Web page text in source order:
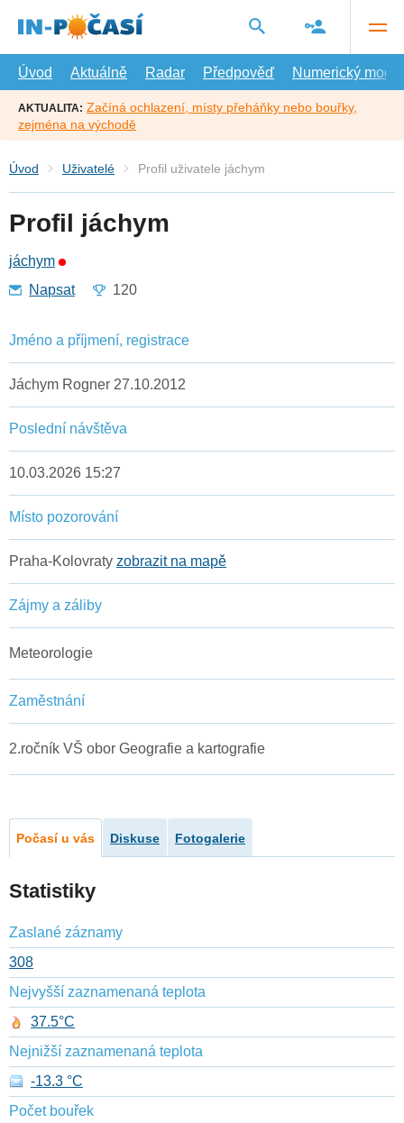
hlavní
Úvod
Aktuálně Radar Předpověď Numerický model
AKTUALITA: Začíná ochlazení, místy přeháňky nebo bouřky,
zejména na východě
Úvod Uživatelé Profil uživatele jáchym
Profil jáchym
jáchym
Napsat
120
Jméno a příjmení, registrace
Jáchym Rogner 27.10.2012
Poslední návštěva
10.03.2026 15:27
Místo pozorování
Praha-Kolovraty zobrazit na mapě
Zájmy a záliby
Meteorologie
Zaměstnání
2.ročník VŠ obor Geografie a kartografie
Počasí u vás Diskuse Fotogalerie
Statistiky
Zaslané záznamy
308
Nejvyšší zaznamenaná teplota
37.5°C
Nejnižší zaznamenaná teplota
-13.3 °C
Počet bouřek